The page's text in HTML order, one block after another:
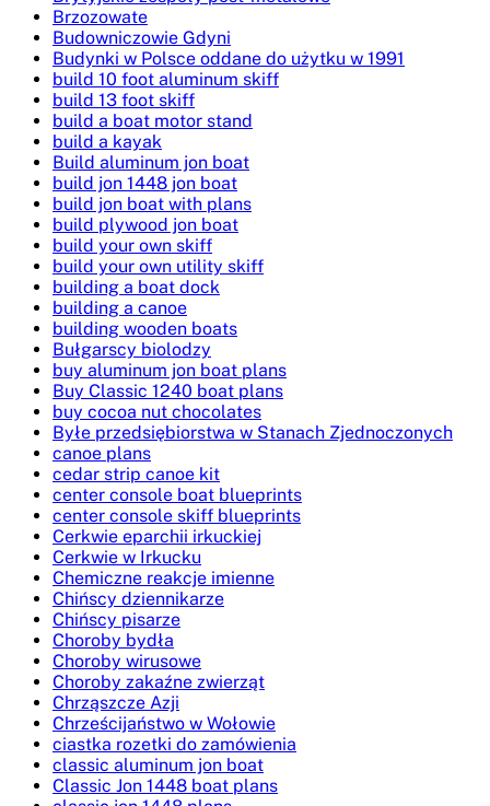
Brzozowate
Budowniczowie Gdyni
Budynki w Polsce oddane do użytku w 1991
build 10 foot aluminum skiff
build 13 foot skiff
build a boat motor stand
build a kayak
Build aluminum jon boat
build jon 1448 jon boat
build jon boat with plans
build plywood jon boat
build your own skiff
build your own utility skiff
building a boat dock
building a canoe
building wooden boats
Bułgarscy biolodzy
buy aluminum jon boat plans
Buy Classic 1240 boat plans
buy cocoa nut chocolates
Byłe przedsiębiorstwa w Stanach Zjednoczonych
canoe plans
cedar strip canoe kit
center console boat blueprints
center console skiff blueprints
Cerkwie eparchii irkuckiej
Cerkwie w Irkucku
Chemiczne reakcje imienne
Chińscy dziennikarze
Chińscy pisarze
Choroby bydła
Choroby wirusowe
Choroby zakaźne zwierząt
Chrząszcze Azji
Chrześcijaństwo w Wołowie
ciastka rozetki do zamówienia
classic aluminum jon boat
Classic Jon 1448 boat plans